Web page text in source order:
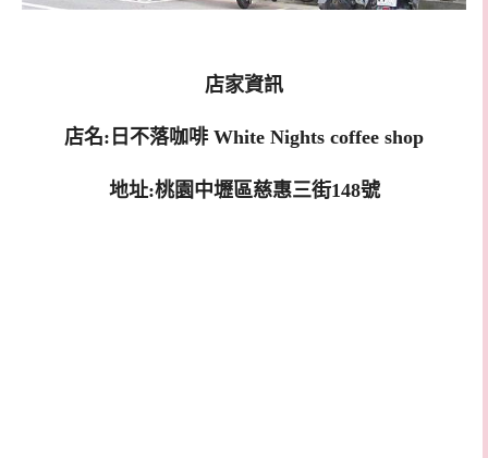
店家資訊
店名:日不落咖啡 White Nights coffee shop
地址:桃園中壢區慈惠三街148號